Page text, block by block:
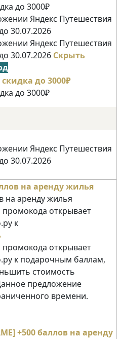
до 3000₽
Яндекс Путешествия
30.07.2026
Яндекс Путешествия
30.07.2026 Скрыть
до 3000₽
Яндекс Путешествия
30.07.2026
на аренду жилья
открывает
к
открывает
к подарочным баллам,
стоимость
предложение
времени.